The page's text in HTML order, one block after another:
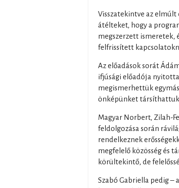
Visszatekintve az
átélteket, hogy a
megszerzett ismeretek,
felfrissített
Az előadások sorát
ifjúsági előadója
megismerhettük
önképünket
Magyar Norbert, Zilah-
feldolgozása során
rendelkeznek
megfelelő közösség és
körültekintő, de
Szabó Gabriella pedig –